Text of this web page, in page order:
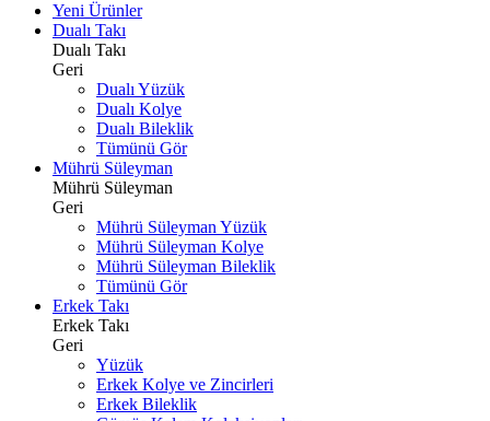
Yeni Ürünler
Dualı Takı
Dualı Takı
Geri
Dualı Yüzük
Dualı Kolye
Dualı Bileklik
Tümünü Gör
Mührü Süleyman
Mührü Süleyman
Geri
Mührü Süleyman Yüzük
Mührü Süleyman Kolye
Mührü Süleyman Bileklik
Tümünü Gör
Erkek Takı
Erkek Takı
Geri
Yüzük
Erkek Kolye ve Zincirleri
Erkek Bileklik